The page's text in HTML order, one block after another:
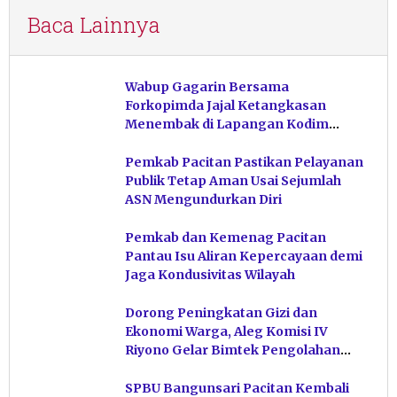
Baca Lainnya
Wabup Gagarin Bersama
Forkopimda Jajal Ketangkasan
Menembak di Lapangan Kodim
Pemkab Pacitan Pastikan Pelayanan
Publik Tetap Aman Usai Sejumlah
ASN Mengundurkan Diri
Pemkab dan Kemenag Pacitan
Pantau Isu Aliran Kepercayaan demi
Jaga Kondusivitas Wilayah
Dorong Peningkatan Gizi dan
Ekonomi Warga, Aleg Komisi IV
Riyono Gelar Bimtek Pengolahan
SPBU Bangunsari Pacitan Kembali